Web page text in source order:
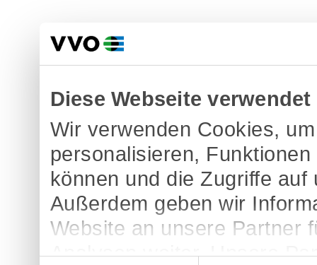
Diese Webseite
Wir verwenden Cookies,
personalisieren,
können und die Zugriffe
Außerdem geben wir
Website an unsere Partner
Analysen weiter. Unsere